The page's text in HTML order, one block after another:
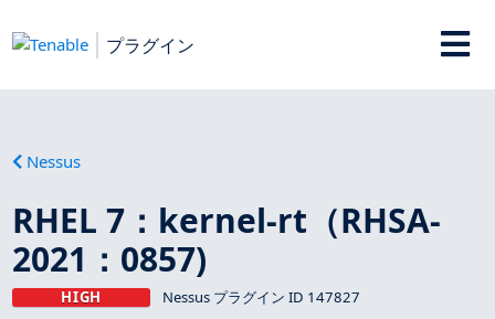
プラグイン
Nessus
RHEL 7：kernel-rt（RHSA-
2021：0857)
HIGH Nessus プラグイン ID 147827